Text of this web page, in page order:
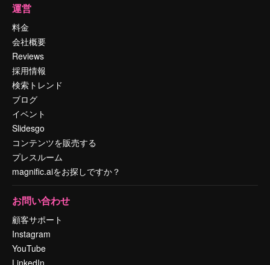
運営
料金
会社概要
Reviews
採用情報
検索トレンド
ブログ
イベント
Slidesgo
コンテンツを販売する
プレスルーム
magnific.aiをお探しですか？
お問い合わせ
顧客サポート
Instagram
YouTube
LinkedIn